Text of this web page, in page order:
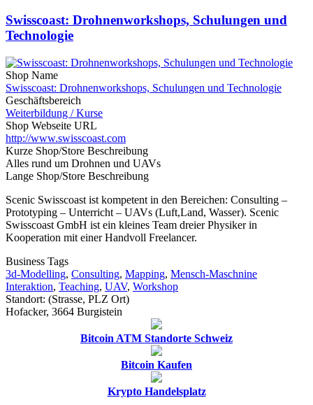
Swisscoast: Drohnenworkshops, Schulungen und
Technologie
Shop Name
Swisscoast: Drohnenworkshops, Schulungen und Technologie
Geschäftsbereich
Weiterbildung / Kurse
Shop Webseite URL
http://www.swisscoast.com
Kurze Shop/Store Beschreibung
Alles rund um Drohnen und UAVs
Lange Shop/Store Beschreibung
Scenic Swisscoast ist kompetent in den Bereichen: Consulting –
Prototyping – Unterricht – UAVs (Luft,Land, Wasser). Scenic
Swisscoast GmbH ist ein kleines Team dreier Physiker in
Kooperation mit einer Handvoll Freelancer.
Business Tags
3d-Modelling, Consulting, Mapping, Mensch-Maschnine
Interaktion, Teaching, UAV, Workshop
Standort: (Strasse, PLZ Ort)
Hofacker, 3664 Burgistein
Bitcoin ATM Standorte Schweiz
Bitcoin Kaufen
Krypto Handelsplatz